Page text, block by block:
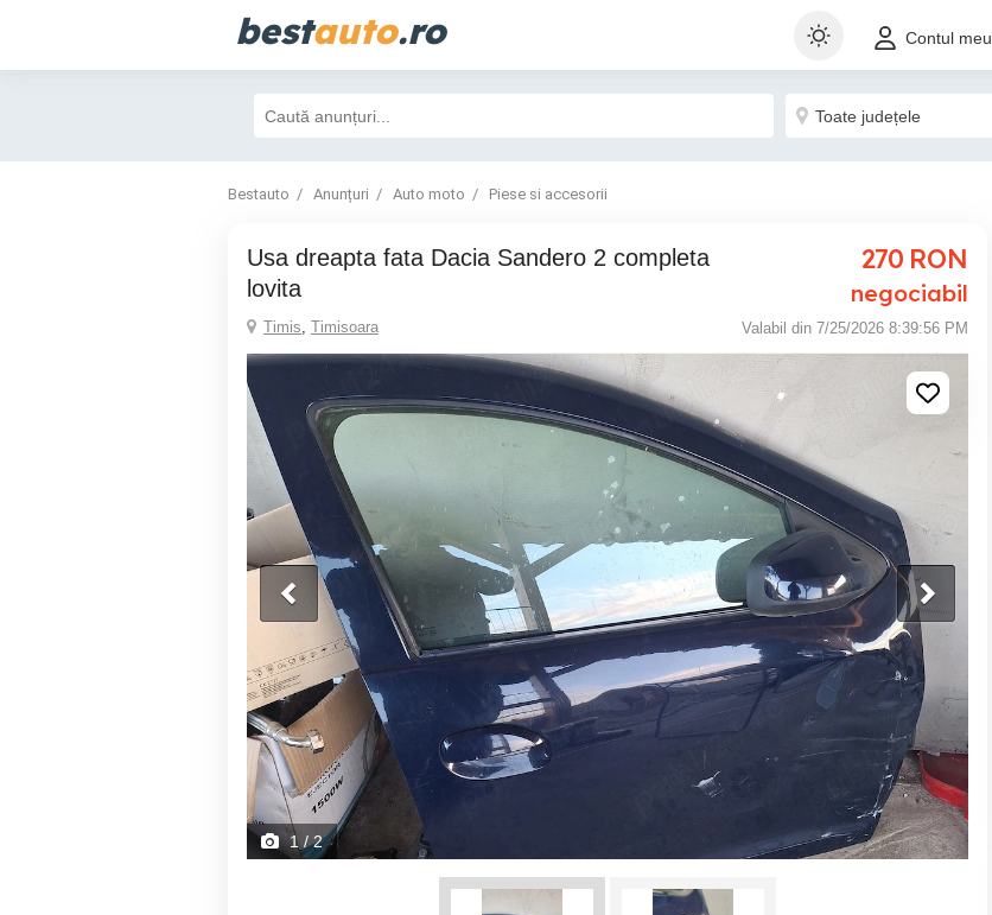
bestauto.ro Contul meu
Bestauto Anunțuri Auto moto Piese si accesorii
Usa dreapta fata Dacia Sandero 2 completa
lovita
270 RON
negociabil
Timis, Timisoara Valabil din 7/25/2026 8:39:56 PM
1 / 2